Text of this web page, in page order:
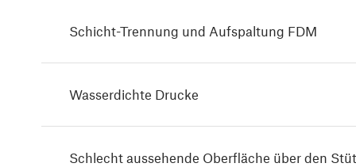
Schicht-Trennung und Aufspaltung FDM
Wasserdichte Drucke
Schlecht aussehende Oberfläche über den